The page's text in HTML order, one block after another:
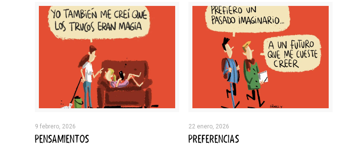
9 febrero, 2026
PENSAMIENTOS
22 enero, 2026
PREFERENCIAS